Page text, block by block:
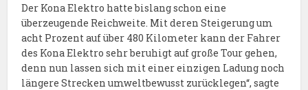
Der Kona Elektro hatte bislang schon eine
überzeugende Reichweite. Mit deren Steigerung um
acht Prozent auf über 480 Kilometer kann der Fahrer
des Kona Elektro sehr beruhigt auf große Tour gehen,
denn nun lassen sich mit einer einzigen Ladung noch
längere Strecken umweltbewusst zurücklegen“, sagte